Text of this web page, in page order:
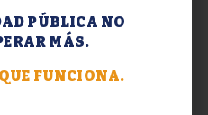
PÚBLICA NO
MÁS.
FUNCIONA.
2026.